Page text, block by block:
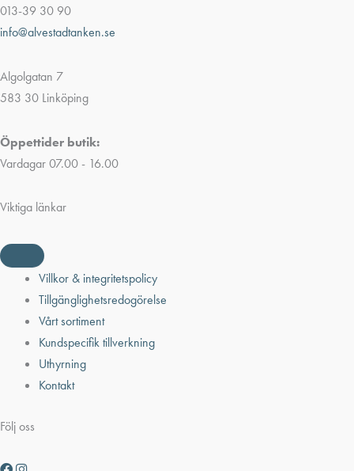
013-39 30 90
info@alvestadtanken.se
Algolgatan 7
583 30 Linköping
Öppettider butik:
Vardagar 07.00 - 16.00
Viktiga länkar
Villkor & integritetspolicy
Tillgänglighetsredogörelse
Vårt sortiment
Kundspecifik tillverkning
Uthyrning
Kontakt
Följ oss